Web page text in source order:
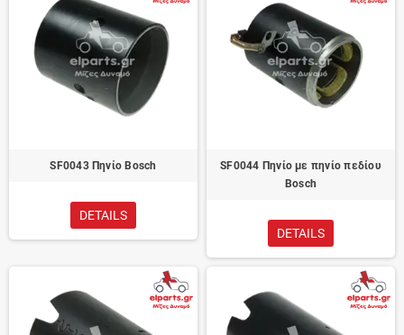
SF0043 Πηνίο Bosch
DETAILS
SF0044 Πηνίο με πηνίο πεδίου
Bosch
DETAILS